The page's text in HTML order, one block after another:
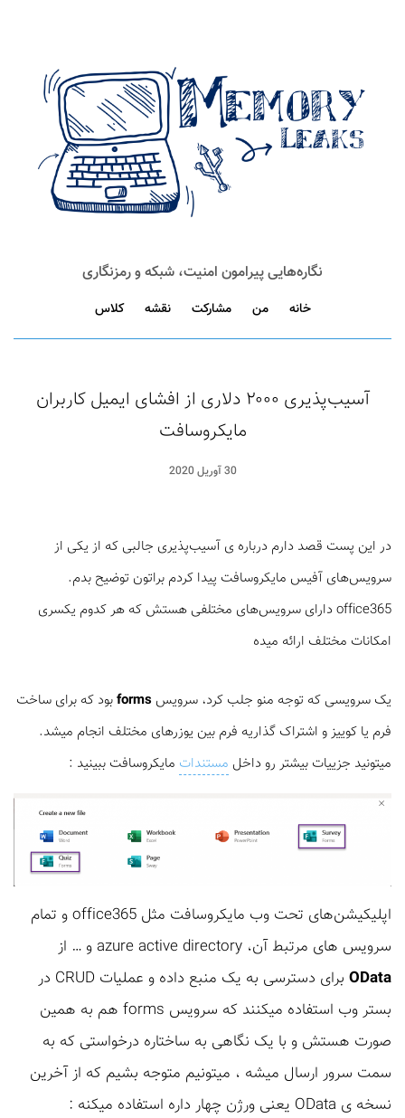
نگاره‌هایی پیرامون امنیت، شبکه و رمزنگاری
خانه من مشارکت نقشه کلاس
آسیب‌پذیری ۲۰۰۰ دلاری از افشای ایمیل کاربران
مایکروسافت
30 آوریل 2020
در این پست قصد دارم درباره ی آسیب‌پذیری جالبی که از یکی از
سرویس‌های آفیس مایکروسافت پیدا کردم براتون توضیح بدم.
office365 دارای سرویس‌های مختلفی هستش که هر کدوم یکسری
امکانات مختلف ارائه میده
یک سرویسی که توجه منو جلب کرد، سرویس forms بود که برای ساخت
فرم یا کوییز و اشتراک گذاریه فرم بین یوزرهای مختلف انجام میشد.
میتونید جزییات بیشتر رو داخل مستنداتمایکروسافت ببینید :
اپلیکیشن‌های تحت وب مایکروسافت مثل office365 و تمام
سرویس های مرتبط آن، azure active directory و … از
OData
برای دسترسی به یک منبع داده و عملیات CRUD در
بستر وب استفاده میکنند که سرویس forms هم به همین
صورت هستش و با یک نگاهی به ساختاره درخواستی که به
سمت سرور ارسال میشه ، میتونیم متوجه بشیم که از آخرین
نسخه ی OData یعنی ورژن چهار داره استفاده میکنه :